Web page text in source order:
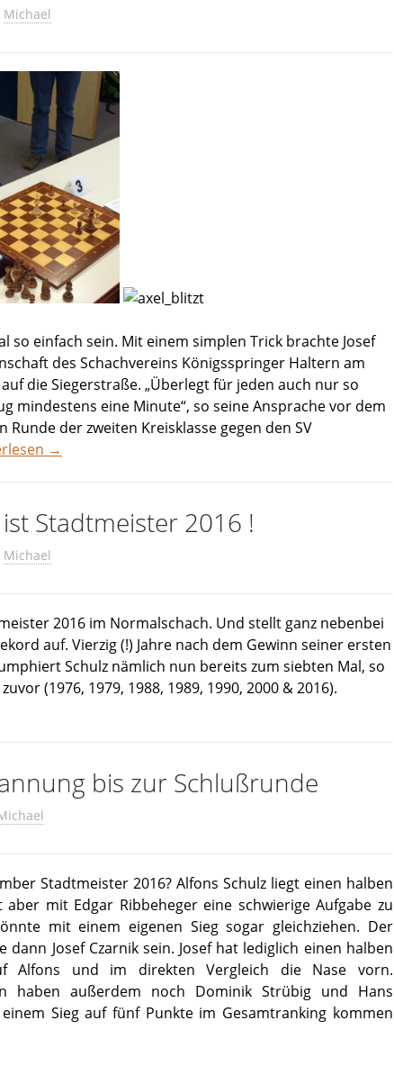
Michael
so einfach sein. Mit einem simplen Trick brachte Josef
des Schachvereins Königsspringer Haltern am
die Siegerstraße. „Überlegt für jeden auch nur so
mindestens eine Minute“, so seine Ansprache vor dem
Runde der zweiten Kreisklasse gegen den SV
→
Stadtmeister 2016 !
Michael
2016 im Normalschach. Und stellt ganz nebenbei
auf. Vierzig (!) Jahre nach dem Gewinn seiner ersten
Schulz nämlich nun bereits zum siebten Mal, so
(1976, 1979, 1988, 1989, 1990, 2000 & 2016).
bis zur Schlußrunde
Stadtmeister 2016? Alfons Schulz liegt einen halben
mit Edgar Ribbeheger eine schwierige Aufgabe zu
mit einem eigenen Sieg sogar gleichziehen. Der
dann Josef Czarnik sein. Josef hat lediglich einen halben
Alfons und im direkten Vergleich die Nase vorn.
haben außerdem noch Dominik Strübig und Hans
Sieg auf fünf Punkte im Gesamtranking kommen